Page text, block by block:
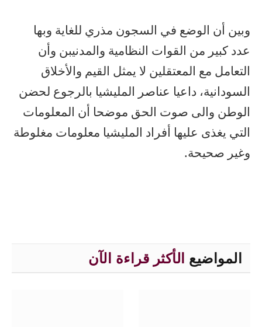
وبين أن الوضع في السجون مذري للغاية وبها
عدد كبير من القوات النظامية والمدنيبن وأن
التعامل مع المعتقلين لا يمثل القيم والأخلاق
السودانية، داعيا عناصر المليشيا بالرجوع لحضن
الوطن والى صوت الحق موضحا أن المعلومات
التي يغذى عليها أفراد المليشيا معلومات مغلوطة
وغير صحيحة.
المواضيع الأكثر قراءة الآن